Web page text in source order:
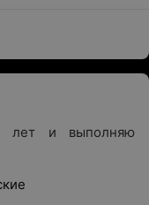
лет и выполняю